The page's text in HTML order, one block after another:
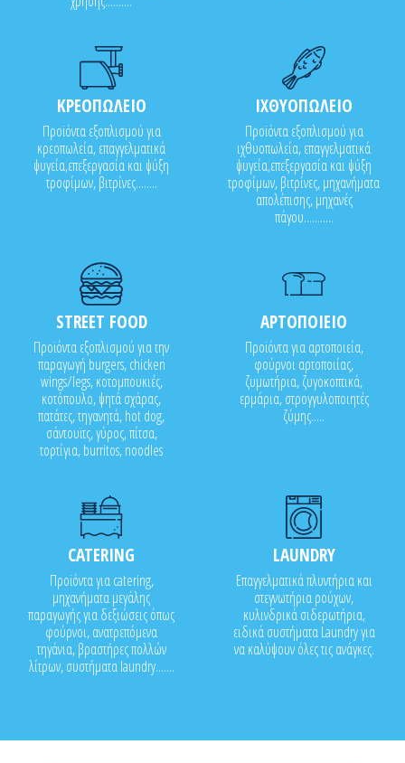
ΚΡΕΟΠΩΛΕΙΟ
Προϊόντα εξοπλισμού για
κρεοπωλεία, επαγγελματικά
ψυγεία,επεξεργασία και ψύξη
τροφίμων, βιτρίνες........
ΙΧΘΥΟΠΩΛΕΙΟ
Προϊόντα εξοπλισμού για
ιχθυοπωλεία, επαγγελματικά
ψυγεία,επεξεργασία και ψύξη
τροφίμων, βιτρίνες, μηχανήματα
απολέπισης, μηχανές
πάγου...........
STREET FOOD
Προϊόντα εξοπλισμού για την
παραγωγή burgers, chicken
wings/legs, κοτομπουκιές,
κοτόπουλο, ψητά σχάρας,
πατάτες, τηγανητά, hot dog,
σάντουϊτς, γύρος, πίτσα,
τορτίγια, burritos, noodles
ΑΡΤΟΠΟΙΕΙΟ
Προϊόντα για αρτοποιεία,
φούρνοι αρτοποιίας,
ζυμωτήρια, ζυγοκοπτικά,
ερμάρια, στρογγυλοποιητές
ζύμης.....
CATERING
Προϊόντα για catering,
μηχανήματα μεγάλης
παραγωγής για δεξιώσεις όπως
φούρνοι, ανατρεπόμενα
τηγάνια, βραστήρες πολλών
λίτρων, συστήματα laundry.......
LAUNDRY
Επαγγελματικά πλυντήρια και
στεγνωτήρια ρούχων,
κυλινδρικά σιδερωτήρια,
ειδικά συστήματα Laundry για
να καλύψουν όλες τις ανάγκες.